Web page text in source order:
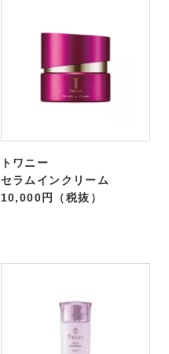
トワニー
セラムインクリーム
10,000円（税抜）